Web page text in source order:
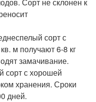
сорт с
м получают 6-8 кг
замачивание.
сорт с хорошей
хранения. Сроки
дней.